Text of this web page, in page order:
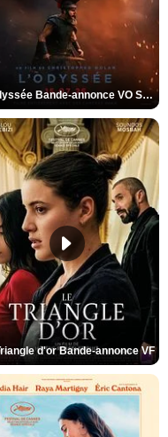
L'Odyssée Bande-annonce VO STFR
d'or Bande-annonce VF